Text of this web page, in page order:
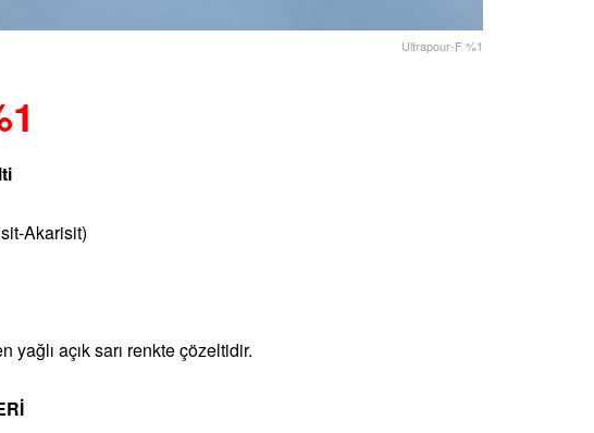
Ultrapour-F %1
Akarisit)
yağlı açık sarı renkte çözeltidir.